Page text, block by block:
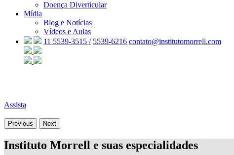
Doença Diverticular
Mídia
Blog e Notícias
Vídeos e Aulas
11 5539-3515 / 5539-6216 contato@institutomorrell.com
Assista
Previous Next
Instituto Morrell e suas especialidades